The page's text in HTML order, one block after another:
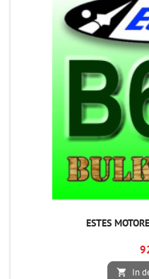
ESTES
 In